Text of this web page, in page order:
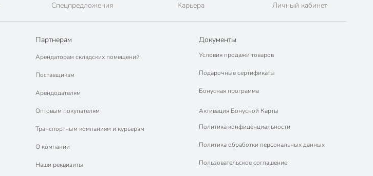
Спецпредложения Карьера Личный кабинет
Партнерам
Арендаторам складских помещений
Поставщикам
Арендодателям
Оптовым покупателям
Транспортным компаниям и курьерам
О компании
Наши реквизиты
Документы
Условия продажи товаров
Подарочные сертификаты
Бонусная программа
Активация Бонусной Карты
Политика конфиденциальности
Политика обработки персональных данных
Пользовательское соглашение